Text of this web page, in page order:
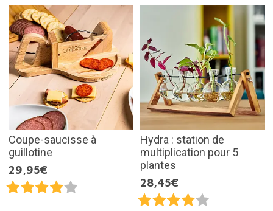
Coupe-saucisse à
guillotine
29,95€
Hydra : station de
multiplication pour 5
plantes
28,45€